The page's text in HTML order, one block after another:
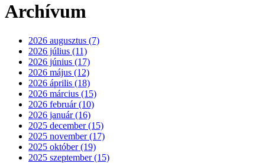
Archívum
2026 augusztus (7)
2026 július (11)
2026 június (17)
2026 május (12)
2026 április (18)
2026 március (15)
2026 február (10)
2026 január (16)
2025 december (15)
2025 november (17)
2025 október (19)
2025 szeptember (15)